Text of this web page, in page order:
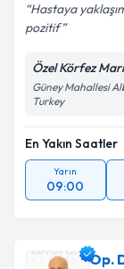
Hastaya
pozitif
Özel Körfez
Güney Mahallesi
Turkey
En Yakın Saatler
Yarın
09:00
Op.